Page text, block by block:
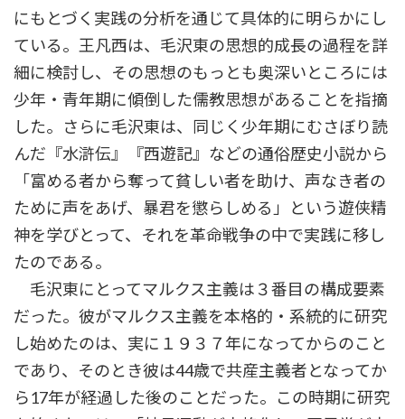
にもとづく実践の分析を通じて具体的に明らかにし
ている。王凡西は、毛沢東の思想的成長の過程を詳
細に検討し、その思想のもっとも奥深いところには
少年・青年期に傾倒した儒教思想があることを指摘
した。さらに毛沢東は、同じく少年期にむさぼり読
んだ『水滸伝』『西遊記』などの通俗歴史小説から
「富める者から奪って貧しい者を助け、声なき者の
ために声をあげ、暴君を懲らしめる」という遊侠精
神を学びとって、それを革命戦争の中で実践に移し
たのである。
毛沢東にとってマルクス主義は３番目の構成要素
だった。彼がマルクス主義を本格的・系統的に研究
し始めたのは、実に１９３７年になってからのこと
であり、そのとき彼は44歳で共産主義者となってか
ら17年が経過した後のことだった。この時期に研究